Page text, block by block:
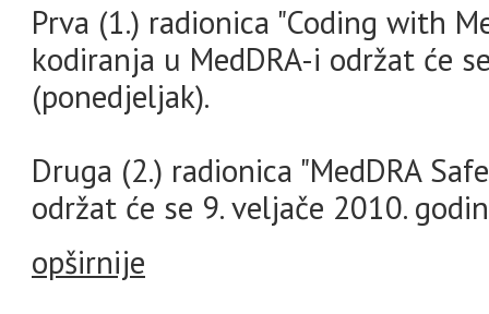
Prva (1.) radionica "Coding with
kodiranja u MedDRA-i održat će
(ponedjeljak).
Druga (2.) radionica "MedDRA
održat će se 9. veljače 2010.
opširnije